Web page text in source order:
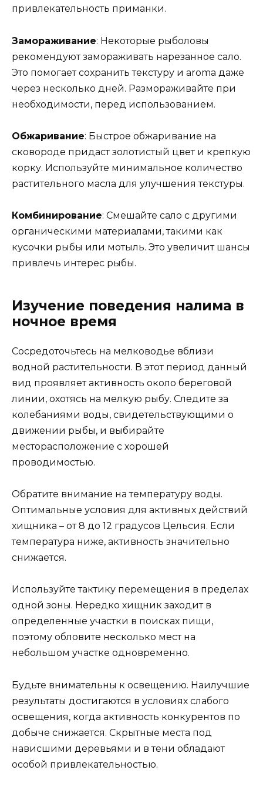
привлекательность приманки.
Замораживание: Некоторые рыболовы
рекомендуют замораживать нарезанное сало.
Это помогает сохранить текстуру и aroma даже
через несколько дней. Размораживайте при
необходимости, перед использованием.
Обжаривание: Быстрое обжаривание на
сковороде придаст золотистый цвет и крепкую
корку. Используйте минимальное количество
растительного масла для улучшения текстуры.
Комбинирование: Смешайте сало с другими
органическими материалами, такими как
кусочки рыбы или мотыль. Это увеличит шансы
привлечь интерес рыбы.
Изучение поведения налима в
ночное время
Сосредоточьтесь на мелководье вблизи
водной растительности. В этот период данный
вид проявляет активность около береговой
линии, охотясь на мелкую рыбу. Следите за
колебаниями воды, свидетельствующими о
движении рыбы, и выбирайте
месторасположение с хорошей
проводимостью.
Обратите внимание на температуру воды.
Оптимальные условия для активных действий
хищника – от 8 до 12 градусов Цельсия. Если
температура ниже, активность значительно
снижается.
Используйте тактику перемещения в пределах
одной зоны. Нередко хищник заходит в
определенные участки в поисках пищи,
поэтому обловите несколько мест на
небольшом участке одновременно.
Будьте внимательны к освещению. Наилучшие
результаты достигаются в условиях слабого
освещения, когда активность конкурентов по
добыче снижается. Скрытные места под
нависшими деревьями и в тени обладают
особой привлекательностью.